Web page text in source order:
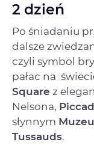
2 dzień
Po śniadaniu
dalsze
czyli symbol
pałac na
Square z
Nelsona,
słynnym
Tussauds.